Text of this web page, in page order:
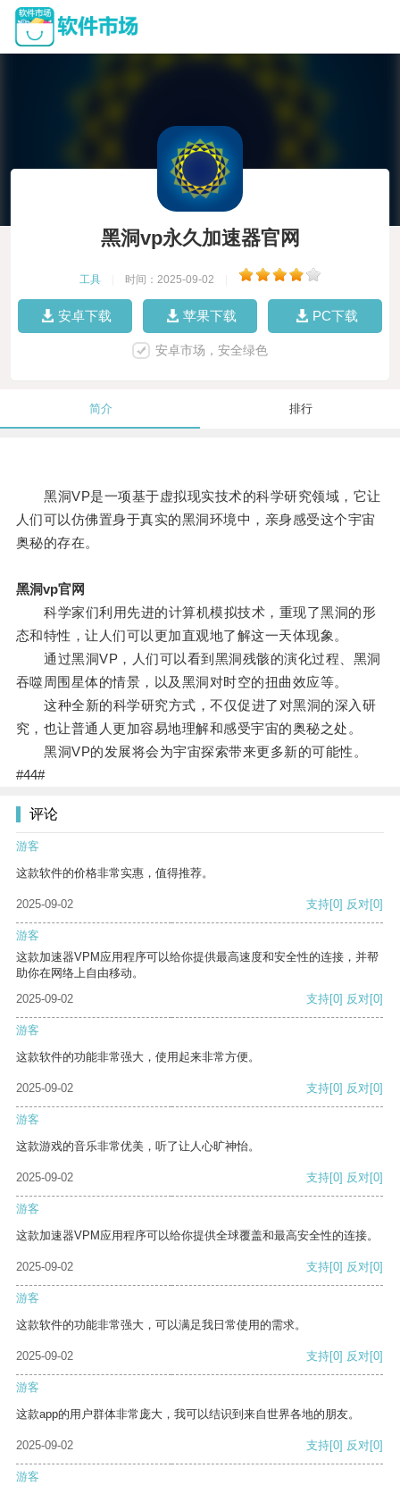
黑洞vp永久加速器官网
工具 时间：2025-09-02
安卓下载 苹果下载 PC下载
安卓市场，安全绿色
简介 排行
黑洞VP是一项基于虚拟现实技术的科学研究领域，它让
人们可以仿佛置身于真实的黑洞环境中，亲身感受这个宇宙
奥秘的存在。
黑洞vp官网
科学家们利用先进的计算机模拟技术，重现了黑洞的形
态和特性，让人们可以更加直观地了解这一天体现象。
通过黑洞VP，人们可以看到黑洞残骸的演化过程、黑洞
吞噬周围星体的情景，以及黑洞对时空的扭曲效应等。
这种全新的科学研究方式，不仅促进了对黑洞的深入研
究，也让普通人更加容易地理解和感受宇宙的奥秘之处。
黑洞VP的发展将会为宇宙探索带来更多新的可能性。
#44#
评论
游客
这款软件的价格非常实惠，值得推荐。
2025-09-02 支持[0] 反对[0]
游客
这款加速器VPM应用程序可以给你提供最高速度和安全性的连接，并帮
助你在网络上自由移动。
2025-09-02
支持[0] 反对[0]
游客
这款软件的功能非常强大，使用起来非常方便。
2025-09-02 支持[0] 反对[0]
游客
这款游戏的音乐非常优美，听了让人心旷神怡。
2025-09-02 支持[0] 反对[0]
游客
这款加速器VPM应用程序可以给你提供全球覆盖和最高安全性的连接。
2025-09-02 支持[0] 反对[0]
游客
这款软件的功能非常强大，可以满足我日常使用的需求。
2025-09-02 支持[0] 反对[0]
游客
这款app的用户群体非常庞大，我可以结识到来自世界各地的朋友。
2025-09-02 支持[0] 反对[0]
游客